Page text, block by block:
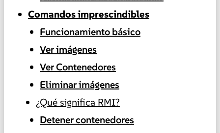
Comandos imprescindibles
Funcionamiento básico
Ver imágenes
Ver Contenedores
Eliminar imágenes
¿Qué significa RMI?
Detener contenedores